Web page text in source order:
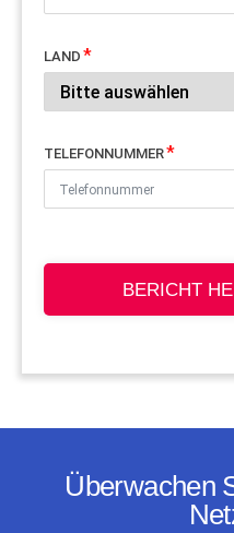
LAND
TELEFONNUMMER
BERICHT
Überwachen